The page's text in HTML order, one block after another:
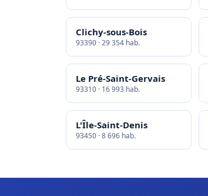
Clichy-sous-Bois
93390 · 29 354 hab.
Le Pré-Saint-Gervais
93310 · 16 993 hab.
L'Île-Saint-Denis
93450 · 8 696 hab.